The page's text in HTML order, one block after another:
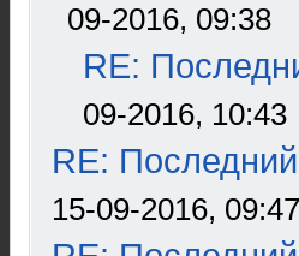
09-2016, 09:38
RE:
09-2016, 10:43
RE:
15-09-2016, 09:47